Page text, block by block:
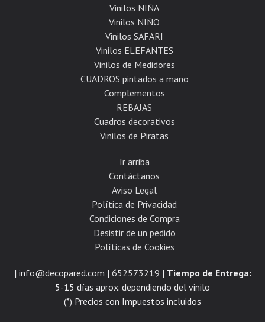
Vinilos NIÑA
Vinilos NIÑO
Vinilos SAFARI
Vinilos ELEFANTES
Vinilos de Medidores
CUADROS pintados a mano
Complementos
REBAJAS
Cuadros decorativos
Vinilos de Piratas
Ir arriba
Contáctanos
Aviso Legal
Política de Privacidad
Condiciones de Compra
Desistir de un pedido
Políticas de Cookies
| info@decopared.com | 652573219 | Tiempo de Entrega:
5-15 días aprox. dependiendo del vinilo
(*) Precios con Impuestos incluidos